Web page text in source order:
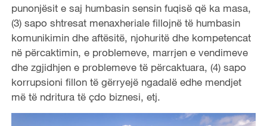
punonjësit e saj humbasin sensin fuqisë që ka masa,
(3) sapo shtresat menaxheriale fillojnë të humbasin
komunikimin dhe aftësitë, njohuritë dhe kompetencat
në përcaktimin, e problemeve, marrjen e vendimeve
dhe zgjidhjen e problemeve të përcaktuara, (4) sapo
korrupsioni fillon të gërryejë ngadalë edhe mendjet
më të ndritura të çdo biznesi, etj.